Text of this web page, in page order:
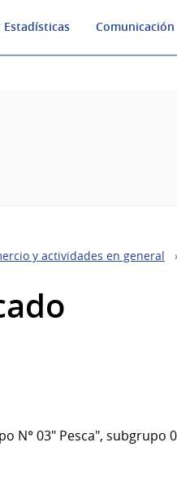
Estadísticas Comunicación
y actividades en general
03" Pesca", subgrupo